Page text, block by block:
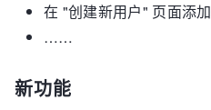
在 "创建新用户" 页面添
……
新功能